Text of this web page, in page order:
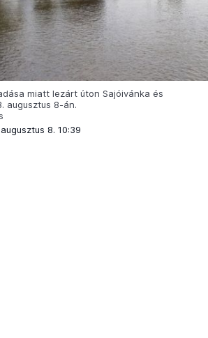
miatt lezárt úton Sajóivánka és
augusztus 8-án.
8. 10:39